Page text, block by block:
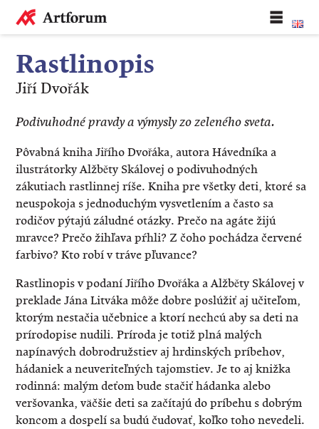
Rastlinopis
Jiří Dvořák
Podivuhodné pravdy a výmysly zo zeleného sveta.
Pôvabná kniha Jiřího Dvořáka, autora Hávedníka a
ilustrátorky Alžběty Skálovej o podivuhodných
zákutiach rastlinnej ríše. Kniha pre všetky deti, ktoré sa
neuspokoja s jednoduchým vysvetlením a často sa
rodičov pýtajú záludné otázky. Prečo na agáte žijú
mravce? Prečo žihľava pŕhli? Z čoho pochádza červené
farbivo? Kto robí v tráve pľuvance?
Rastlinopis v podaní Jiřího Dvořáka a Alžběty Skálovej v
preklade Jána Litváka môže dobre poslúžiť aj učiteľom,
ktorým nestačia učebnice a ktorí nechcú aby sa deti na
prírodopise nudili. Príroda je totiž plná malých
napínavých dobrodružstiev aj hrdinských príbehov,
hádaniek a neuveriteľných tajomstiev. Je to aj knižka
rodinná: malým deťom bude stačiť hádanka alebo
veršovanka, väčšie deti sa začítajú do príbehu s dobrým
koncom a dospelí sa budú čudovať, koľko toho nevedeli.